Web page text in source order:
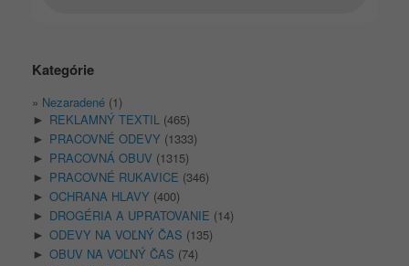
Kategórie
Nezaradené (1)
► REKLAMNÝ TEXTIL (465)
► PRACOVNÉ ODEVY (1333)
► PRACOVNÁ OBUV (1315)
► PRACOVNÉ RUKAVICE (346)
► OCHRANA HLAVY (400)
► DROGÉRIA A UPRATOVANIE (14)
► ODEVY NA VOĽNÝ ČAS (135)
► OBUV NA VOĽNÝ ČAS (74)